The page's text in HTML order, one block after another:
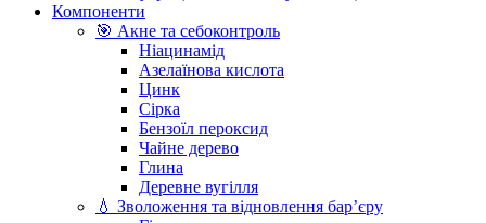
Компоненти
🎯 Акне та себоконтроль
Ніацинамід
Азелаїнова кислота
Цинк
Сірка
Бензоїл пероксид
Чайне дерево
Глина
Деревне вугілля
💧 Зволоження та відновлення бар’єру